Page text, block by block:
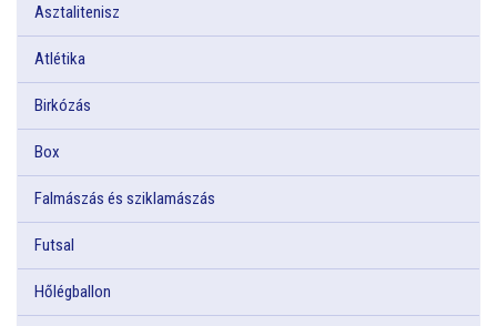
Asztalitenisz
Atlétika
Birkózás
Box
Falmászás és sziklamászás
Futsal
Hőlégballon